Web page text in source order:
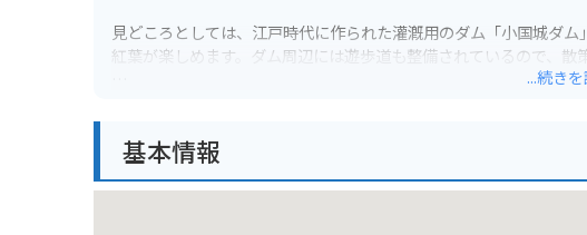
見どころとしては、江戸時代に作られた灌漑用のダム「小国城ダ
紅葉が楽しめます。ダム周辺には遊歩道も整備されているので、散
...続き
基本情報